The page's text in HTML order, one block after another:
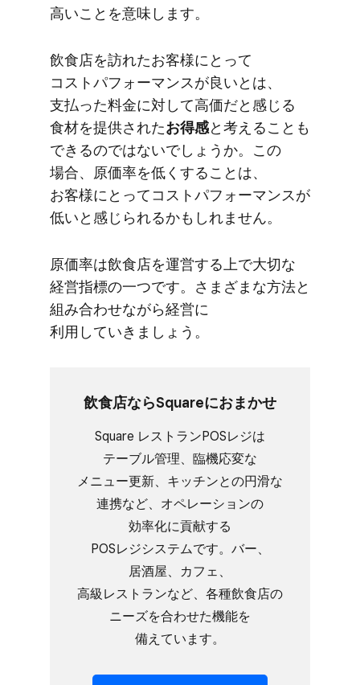
高い​ことを​意味します。
飲食店を​訪れた​お客様に​とって​
コストパフォーマンスが​良いとは、​
支払った​料金に​対して​高価だと​感じる​
食材を​提供された​お得感と​考える​ことも​
できるのではないでしょうか。​この​
場合、​原価率を​低く​する​ことは、​
お客様に​とって​コストパフォーマンスが​
低いと​感じられるかもしれません。
原価率は​飲食店を​運営する​上で​大切な​
経営指標の​一つです。​さまざまな​方​法と​
組み合わせながら​経営に​
利用していきましょう。
飲食店なら​Squareに​おまかせ
Square レストランPOSレジは​
テーブル管理、​臨機応変な​
メニュー更新、​キッチンとの​円滑な​
連携など、​オペレーションの​
効率化に​貢献する​
POSレジシステムです。​バー、​
居酒屋、​カフェ、​
高級レストランなど、​各種飲食店の​
ニーズを​合わせた​機能を​
備えています。